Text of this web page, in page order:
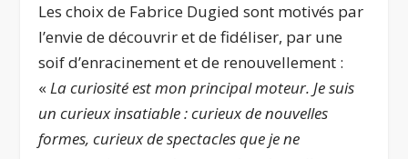
Les choix de Fabrice Dugied sont motivés par
l’envie de découvrir et de fidéliser, par une
soif d’enracinement et de renouvellement :
«La curiosité est mon principal moteur. Je suis
un curieux insatiable : curieux de nouvelles
formes, curieux de spectacles que je ne